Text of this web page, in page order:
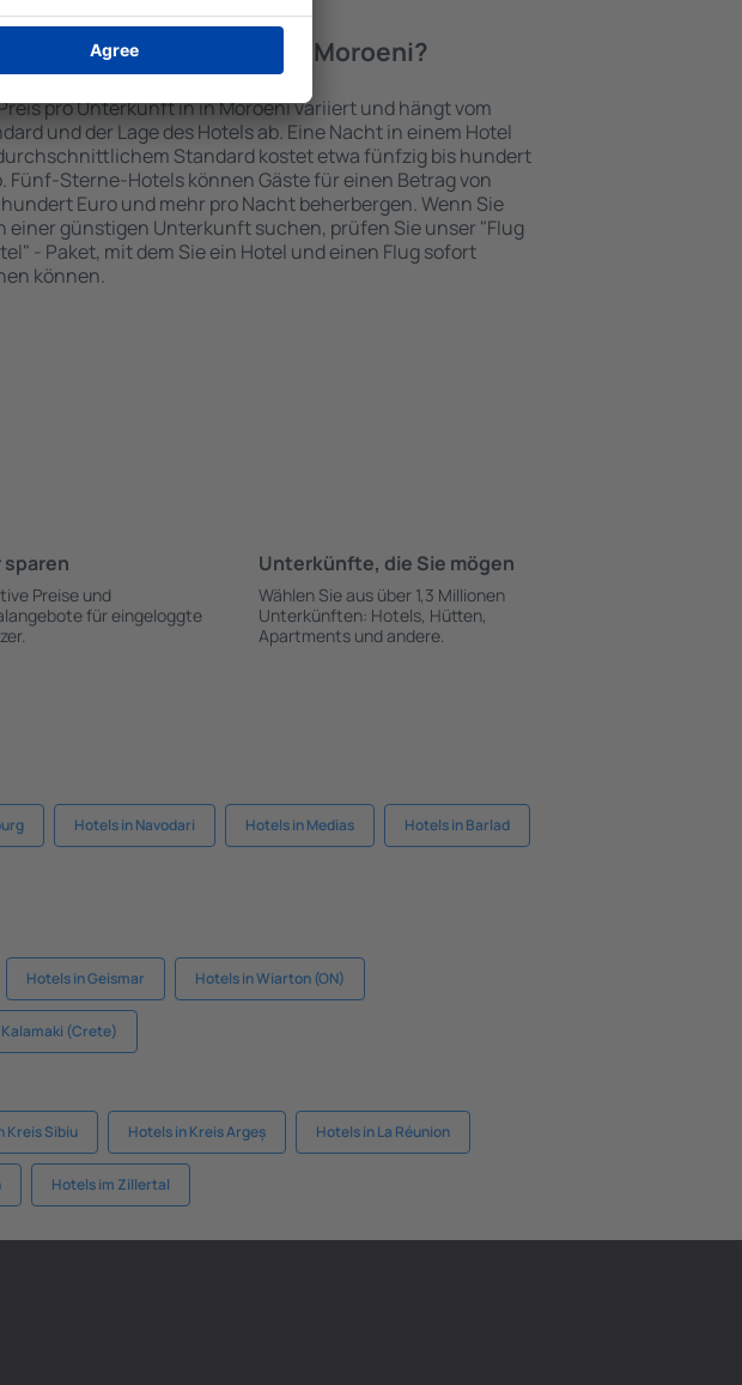
viel kostet ein Hotel in in Moroeni?
pro Unterkunft in in Moroeni variiert und hängt vom
und der Lage des Hotels ab. Eine Nacht in einem Hotel
Standard kostet etwa fünfzig bis hundert
Fünf-Sterne-Hotels können Gäste für einen Betrag von
Euro und mehr pro Nacht beherbergen. Wenn Sie
einer günstigen Unterkunft suchen, prüfen Sie unser "Flug
- Paket, mit dem Sie ein Hotel und einen Flug sofort
können.
sparen
Preise und
für eingeloggte
Unterkünfte, die Sie mögen
Wählen Sie aus über 1,3 Millionen
Unterkünften: Hotels, Hütten,
Apartments und andere.
Hotels in Navodari Hotels in Medias Hotels in Barlad
Hotels in Geismar Hotels in Wiarton (ON)
(Crete)
Kreis Sibiu Hotels in Kreis Argeș Hotels in La Réunion
Hotels im Zillertal